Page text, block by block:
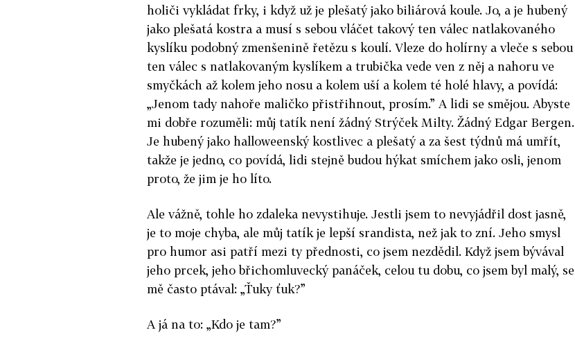
holiči vykládat frky, i když už je plešatý jako biliárová koule. Jo, a je hubený
jako plešatá kostra a musí s sebou vláčet takový ten válec natlakovaného
kyslíku podobný zmenšenině řetězu s koulí. Vleze do holírny a vleče s sebou
ten válec s natlakovaným kyslíkem a trubička vede ven z něj a nahoru ve
smyčkách až kolem jeho nosu a kolem uší a kolem té holé hlavy, a povídá:
„Jenom tady nahoře maličko přistřihnout, prosím.” A lidi se smějou. Abyste
mi dobře rozuměli: můj tatík není žádný Strýček Milty. Žádný Edgar Bergen.
Je hubený jako halloweenský kostlivec a plešatý a za šest týdnů má umřít,
takže je jedno, co povídá, lidi stejně budou hýkat smíchem jako osli, jenom
proto, že jim je ho líto.
Ale vážně, tohle ho zdaleka nevystihuje. Jestli jsem to nevyjádřil dost jasně,
je to moje chyba, ale můj tatík je lepší srandista, než jak to zní. Jeho smysl
pro humor asi patří mezi ty přednosti, co jsem nezdědil. Když jsem bývával
jeho prcek, jeho břichomluvecký panáček, celou tu dobu, co jsem byl malý, se
mě často ptával: „Ťuky ťuk?”
A já na to: „Kdo je tam?”